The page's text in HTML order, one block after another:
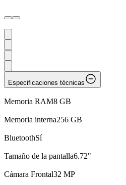
Especificaciones técnicas
Memoria RAM8 GB
Memoria interna256 GB
BluetoothSí
Tamaño de la pantalla6.72"
Cámara Frontal32 MP